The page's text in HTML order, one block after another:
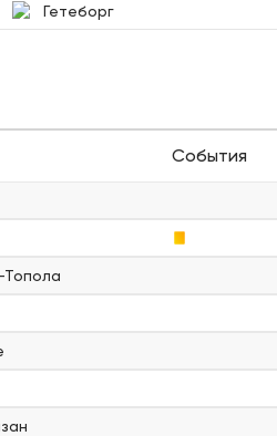
Гетеборг
События
Топола